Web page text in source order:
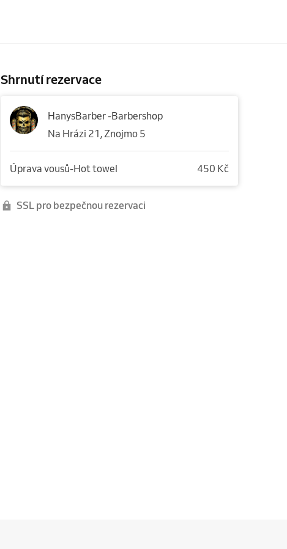
Shrnutí rezervace
HanysBarber -Barbershop
Na Hrázi 21, Znojmo 5
Úprava vousů-Hot towel 450 Kč
SSL pro bezpečnou rezervaci